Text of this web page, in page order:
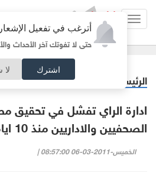
أترغب في تفعيل
حتى لا تفوتك آخر الأحداث
اشترك
الرئيسية
ادارة الراي تفشل في تحقيق
الصحفيين والاداريين منذ 10 ايام
الخميس-2011-03-06 08:57:00 |